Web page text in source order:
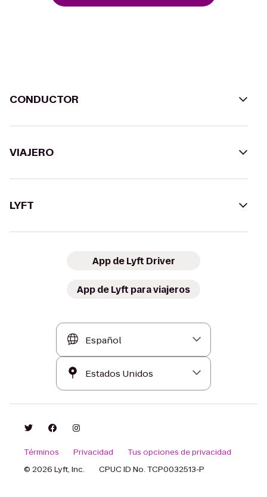
CONDUCTOR
VIAJERO
LYFT
App de Lyft Driver
App de Lyft para viajeros
Términos Privacidad
Tus opciones de privacidad
© 2026 Lyft, Inc.
CPUC ID No. TCP0032513-P